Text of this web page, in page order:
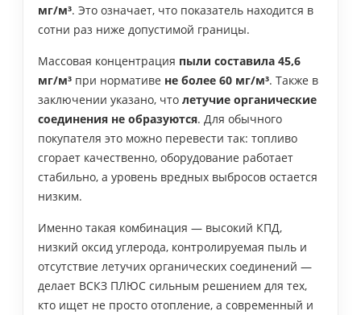
мг/м³. Это означает, что показатель находится в
сотни раз ниже допустимой границы.
Массовая концентрация пыли составила 45,6
мг/м³ при нормативе не более 60 мг/м³. Также в
заключении указано, что летучие органические
соединения не образуются. Для обычного
покупателя это можно перевести так: топливо
сгорает качественно, оборудование работает
стабильно, а уровень вредных выбросов остается
низким.
Именно такая комбинация — высокий КПД,
низкий оксид углерода, контролируемая пыль и
отсутствие летучих органических соединений —
делает ВСКЗ ПЛЮС сильным решением для тех,
кто ищет не просто отопление, а современный и